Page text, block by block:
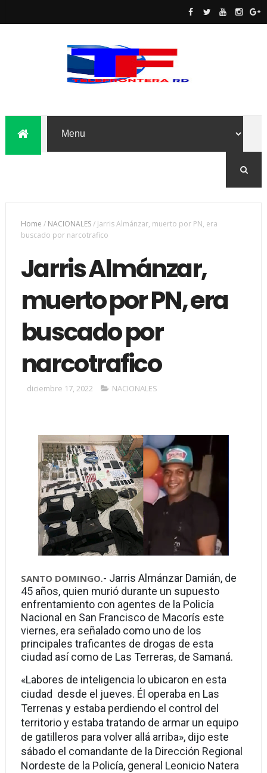
Home / NACIONALES/ Jarris Almánzar, muerto por PN, era
buscado por narcotrafico
Jarris Almánzar,
muerto por PN, era
buscado por
narcotrafico
diciembre 17, 2022 NACIONALES
SANTO DOMINGO.- Jarris Almánzar Damián, de
45 años, quien murió durante un supuesto
enfrentamiento con agentes de la Policía
Nacional en San Francisco de Macorís este
viernes, era señalado como uno de los
principales traficantes de drogas de esta
ciudad así como de Las Terreras, de Samaná.
«Labores de inteligencia lo ubicaron en esta
ciudad desde el jueves. Él operaba en Las
Terrenas y estaba perdiendo el control del
territorio y estaba tratando de armar un equipo
de gatilleros para volver allá arriba», dijo este
sábado el comandante de la Dirección Regional
Nordeste de la Policía, general Leonicio Natera